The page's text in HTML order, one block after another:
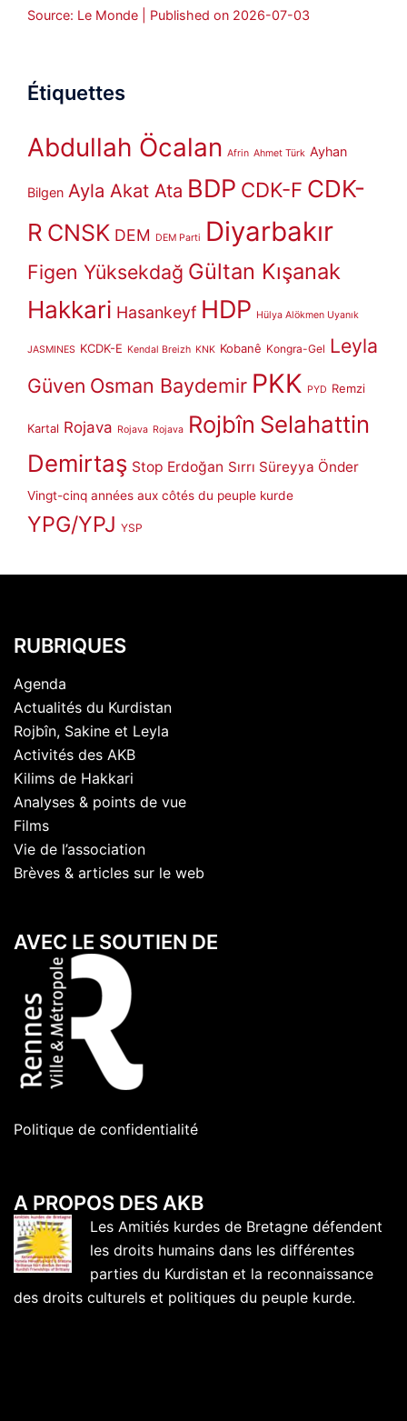
Source: Le Monde Published on 2026-07-03
Étiquettes
Abdullah Öcalan Afrin Ahmet Türk Ayhan
Bilgen Ayla Akat Ata BDP CDK-F CDK-
R CNSK DEM DEM Parti Diyarbakır
Figen Yüksekdağ Gültan Kışanak
Hakkari Hasankeyf HDP Hülya Alökmen Uyanık
JASMINES KCDK-E Kendal Breizh KNK Kobanê Kongra-Gel Leyla
Güven Osman Baydemir PKK PYD Remzi
Kartal Rojava Rojava Rojava Rojbîn Selahattin
Demirtaş Stop Erdoğan Sırrı Süreyya Önder
Vingt-cinq années aux côtés du peuple kurde
YPG/YPJ YSP
RUBRIQUES
Agenda
Actualités du Kurdistan
Rojbîn, Sakine et Leyla
Activités des AKB
Kilims de Hakkari
Analyses & points de vue
Films
Vie de l’association
Brèves & articles sur le web
AVEC LE SOUTIEN DE
Politique de confidentialité
A PROPOS DES AKB
Les Amitiés kurdes de Bretagne défendent
les droits humains dans les différentes
parties du Kurdistan et la reconnaissance
des droits culturels et politiques du peuple kurde.